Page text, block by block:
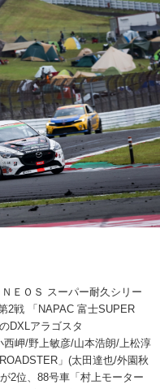
ＥＯＳ スーパー耐久シリー
2戦 「NAPAC 富士SUPER
DXLアラゴスタ
岬/野上敏彦/山本浩朗/上松淳
」(太田達也/外園秋
2位、88号車「村上モーター